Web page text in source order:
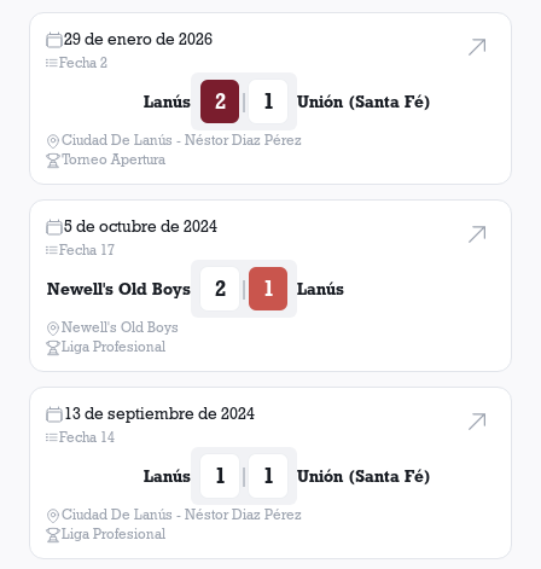
29 de enero de 2026
Fecha 2
Lanús 2 | 1 Unión (Santa Fé)
Ciudad De Lanús - Néstor Diaz Pérez
Torneo Apertura
5 de octubre de 2024
Fecha 17
Newell's Old Boys 2 | 1 Lanús
Newell's Old Boys
Liga Profesional
13 de septiembre de 2024
Fecha 14
Lanús 1 | 1 Unión (Santa Fé)
Ciudad De Lanús - Néstor Diaz Pérez
Liga Profesional